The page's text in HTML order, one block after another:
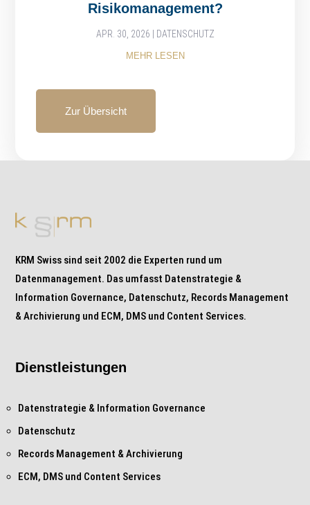
Risikomanagement?
APR. 30, 2026 DATENSCHUTZ
MEHR LESEN
Zur Übersicht
KRM Swiss sind seit 2002 die Experten rund um
Datenmanagement. Das umfasst Datenstrategie &
Information Governance, Datenschutz, Records Management
& Archivierung und ECM, DMS und Content Services.
Dienstleistungen
Datenstrategie & Information Governance
Datenschutz
Records Management & Archivierung
ECM, DMS und Content Services